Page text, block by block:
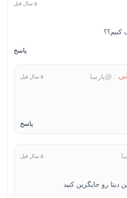
۵ سال قبل
کنیم؟؟
پاسخ
: @پارسا ۵ سال قبل
پاسخ
۵ سال قبل
دیتا رو جایگزین کنید